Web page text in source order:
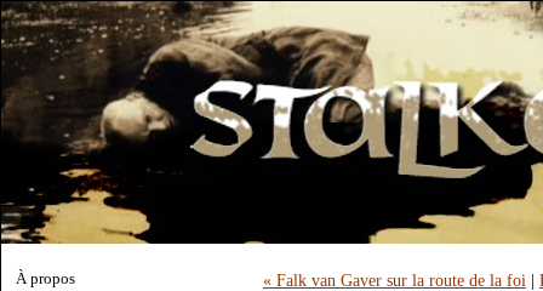
À propos « Falk van Gaver sur la route de la foi |